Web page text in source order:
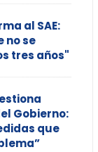
al SAE:
no se
tres años"
Gobierno:
que